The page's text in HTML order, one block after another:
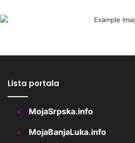
Lista portala
MojaSrpska.info
MojaBanjaLuka.info